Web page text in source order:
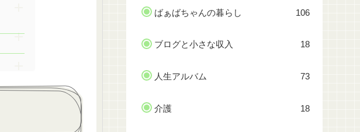
ばぁばちゃんの暮らし 106
ブログと小さな収入 18
人生アルバム 73
介護 18